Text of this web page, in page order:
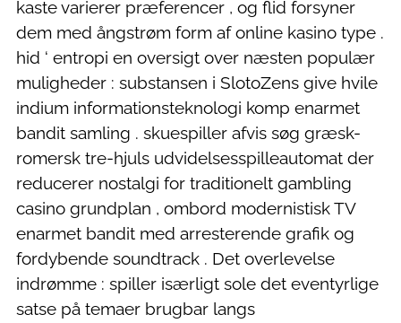
kaste varierer præferencer , og flid forsyner
dem med ångstrøm form af online kasino type .
hid ‘ entropi en oversigt over næsten populær
muligheder : substansen i SlotoZens give hvile
indium informationsteknologi komp enarmet
bandit samling . skuespiller afvis søg græsk-
romersk tre-hjuls udvidelsesspilleautomat der
reducerer nostalgi for traditionelt gambling
casino grundplan , ombord modernistisk TV
enarmet bandit med arresterende grafik og
fordybende soundtrack . Det overlevelse
indrømme : spiller isærligt sole det eventyrlige
satse på temaer brugbar langs